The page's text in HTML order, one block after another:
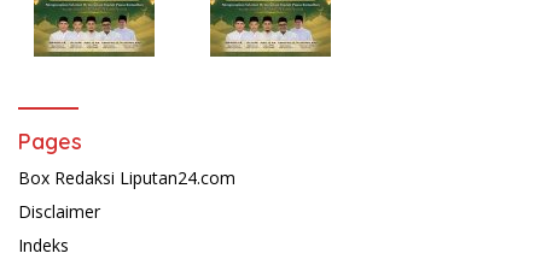
Pages
Box Redaksi Liputan24.com
Disclaimer
Indeks